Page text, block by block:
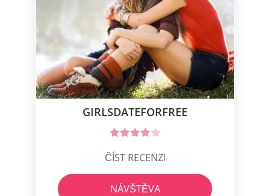
GIRLSDATEFORFREE
ČÍST RECENZI
NÁVŠTĚVA